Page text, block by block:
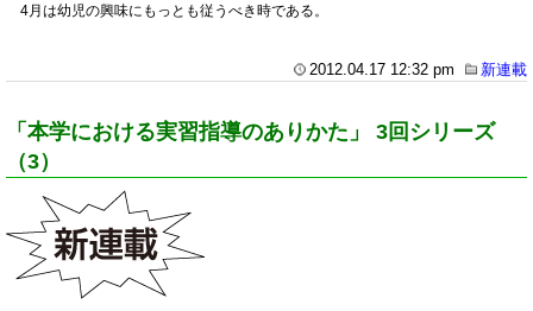
4月は幼児の興味にもっとも従うべき時である。
2012.04.17 12:32 pm 新連載
「本学における実習指導のありかた」 3回シリーズ
（3）